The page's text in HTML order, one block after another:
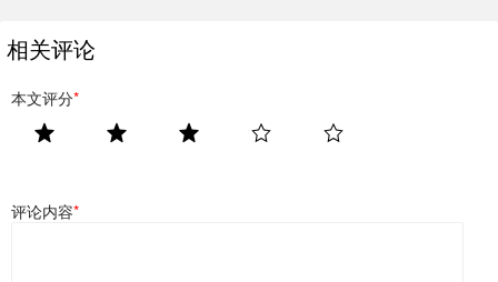
相关评论
本文评分*
评论内容*